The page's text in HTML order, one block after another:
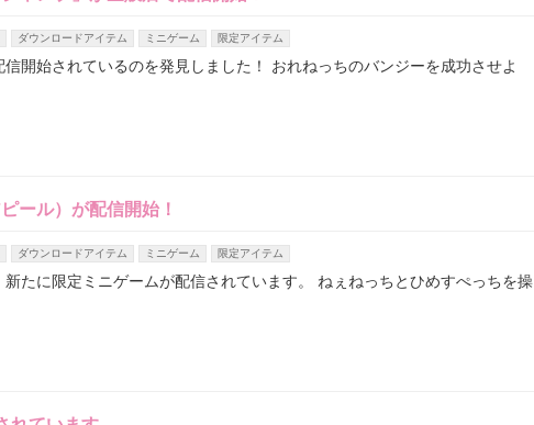
ダウンロードアイテム ミニゲーム 限定アイテム
開始されているのを発見しました！ おれねっちのバンジーを成功させよ
ール）が配信開始！
ダウンロードアイテム ミニゲーム 限定アイテム
たに限定ミニゲームが配信されています。 ねぇねっちとひめすぺっちを操